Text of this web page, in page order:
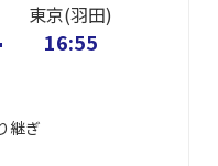
東京(羽田)
16:55
継ぎ